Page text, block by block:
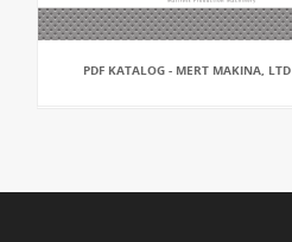
PDF KATALOG - MERT MAKINA, LTD